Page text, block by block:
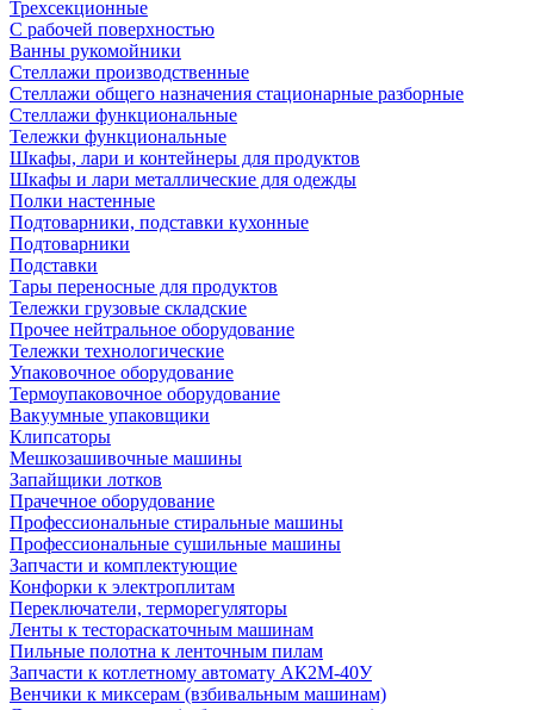
Трехсекционные
С рабочей поверхностью
Ванны рукомойники
Стеллажи производственные
Стеллажи общего назначения стационарные разборные
Стеллажи функциональные
Тележки функциональные
Шкафы, лари и контейнеры для продуктов
Шкафы и лари металлические для одежды
Полки настенные
Подтоварники, подставки кухонные
Подтоварники
Подставки
Тары переносные для продуктов
Тележки грузовые складские
Прочее нейтральное оборудование
Тележки технологические
Упаковочное оборудование
Термоупаковочное оборудование
Вакуумные упаковщики
Клипсаторы
Мешкозашивочные машины
Запайщики лотков
Прачечное оборудование
Профессиональные стиральные машины
Профессиональные сушильные машины
Запчасти и комплектующие
Конфорки к электроплитам
Переключатели, терморегуляторы
Ленты к тестораскаточным машинам
Пильные полотна к ленточным пилам
Запчасти к котлетному автомату АК2М-40У
Венчики к миксерам (взбивальным машинам)